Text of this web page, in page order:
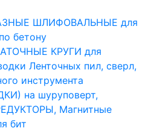
ШЛИФОВАЛЬНЫЕ для
бетону
КРУГИ для
Ленточных пил, сверл,
инструмента
на шуруповерт,
Магнитные
бит